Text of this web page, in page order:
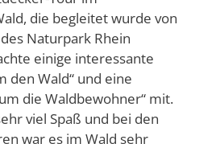
die begleitet wurde von
Naturpark Rhein
einige interessante
den Wald“ und eine
die Waldbewohner“ mit.
viel Spaß und bei den
war es im Wald sehr